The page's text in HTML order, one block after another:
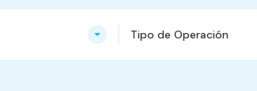
Tipo de Operación